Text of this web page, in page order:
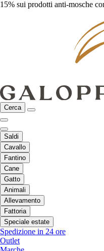
15% sui prodotti anti-mosche
Cerca
Saldi
Cavallo
Fantino
Cane
Gatto
Animali
Allevamento
Fattoria
Speciale estate
Spedizione in 24 ore
Outlet